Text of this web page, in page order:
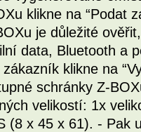
klikne na “Podat
je důležité
data, Bluetooth a
klikne na
schránky Z-
velikostí: 1x
(8 x 45 x 61). - Pak